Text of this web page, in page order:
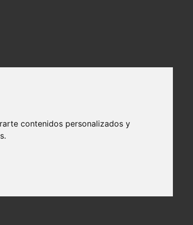
contenidos personalizados y